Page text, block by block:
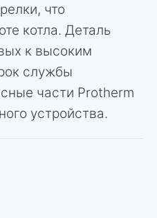
что
котла. Деталь
к высоким
службы
части Protherm
устройства.